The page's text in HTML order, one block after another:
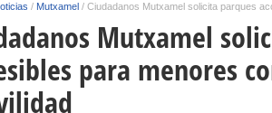
/ Mutxamel / Ciudadanos Mutxamel solicita parques
Mutxamel
para menores